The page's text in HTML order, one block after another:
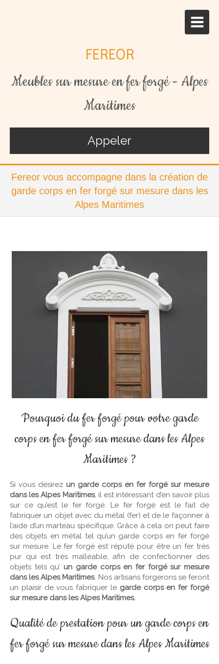
FEREOR
Meubles sur mesure en fer forgé - Alpes
Maritimes
Appeler
Fereor vous accompagne dans la création de
garde corps en fer forgé sur mesure dans les
Alpes Maritimes
Pourquoi du fer forgé pour votre garde
corps en fer forgé sur mesure dans les Alpes
Maritimes ?
Si vous désirez un garde corps en fer forgé sur mesure
dans les Alpes Maritimes, il est intéressant d’en savoir plus
sur ce qu’est le fer forgé. Le fer forgé est le fait de
fabriquer un objet avec du métal (fer) et de le façonner à
l’aide d’un marteau spécifique. Grâce à cela on peut faire
des objets en métal tel qu’un garde corps en fer forgé
sur mesure. Le fer forgé est réputé pour être un fer très
pur qui est très malléable, afin de confectionner des
objets tels qu’ un garde corps en fer forgé sur mesure
dans les Alpes Maritimes. Nos artisans forgerons se feront
un plaisir de vous fabriquer le garde corps en fer forgé
sur mesure dans les Alpes Maritimes.
Qualité de prestation pour un garde corps en
fer forgé sur mesure dans les Alpes Maritimes